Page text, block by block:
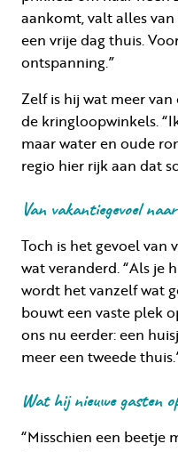
aankomt, valt alles van
een vrije dag thuis.
ontspanning.”
Zelf is hij wat meer
de kringloopwinkels.
maar water en oude
regio hier rijk aan dat
Van vakantiegevoel
Toch is het gevoel van
wat veranderd. “Als je
wordt het vanzelf wat
bouwt een vaste plek
ons nu eerder: een
meer een tweede
Wat hij nieuwe gasten
“Misschien een beetje